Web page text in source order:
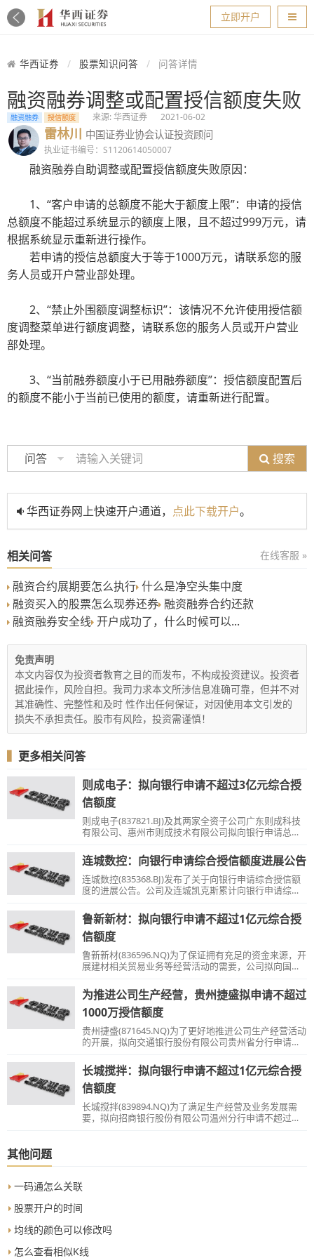
导航
立即开户
华西证券 股票知识问答 问答详情
融资融券调整或配置授信额度失败
融资融券 授信额度 来源: 华西证券 2021-06-02
雷林川 中国证券业协会认证投资顾问
执业证书编号：S1120614050007
融资融券自助调整或配置授信额度失败原因：
1、“客户申请的总额度不能大于额度上限”：申请的授信
总额度不能超过系统显示的额度上限，且不超过999万元，请
根据系统显示重新进行操作。
若申请的授信总额度大于等于1000万元，请联系您的服
务人员或开户营业部处理。
2、“禁止外围额度调整标识”：该情况不允许使用授信额
度调整菜单进行额度调整，请联系您的服务人员或开户营业
部处理。
3、“当前融券额度小于已用融券额度”：授信额度配置后
的额度不能小于当前已使用的额度，请重新进行配置。
问答 搜索
华西证券网上快速开户通道， 点此下载开户。
相关问答 在线客服 »
融资合约展期要怎么执行 什么是净空头集中度
融资买入的股票怎么现券还券 融资融券合约还款
融资融券安全线 开户成功了，什么时候可以...
免责声明
本文内容仅为投资者教育之目的而发布，不构成投资建议。投资者
据此操作，风险自担。我司力求本文所涉信息准确可靠，但并不对
其准确性、完整性和及时 性作出任何保证，对因使用本文引发的
损失不承担责任。股市有风险，投资需谨慎！
▍ 更多相关问答
则成电子：拟向银行申请不超过3亿元综合授
信额度
则成电子(837821.BJ)及其两家全资子公司广东则成科技
有限公司、惠州市则成技术有限公司拟向银行申请总额
连城数控：向银行申请综合授信额度进展公告
连城数控(835368.BJ)发布了关于向银行申请综合授信额
度的进展公告。公司及连城凯克斯累计向银行申请综合
鲁新新材：拟向银行申请不超过1亿元综合授
信额度
鲁新新材(836596.NQ)为了保证拥有充足的资金来源，开
展建材相关贸易业务等经营活动的需要，公司拟向国内
度。
为推进公司生产经营，贵州捷盛拟申请不超过
1000万授信额度
贵州捷盛(871645.NQ)为了更好地推进公司生产经营活动
的开展，拟向交通银行股份有限公司贵州省分行申请总
长城搅拌：拟向银行申请不超过1亿元综合授
信额度
长城搅拌(839894.NQ)为了满足生产经营及业务发展需
要，拟向招商银行股份有限公司温州分行申请不超过人
其他问题
一码通怎么关联
股票开户的时间
均线的颜色可以修改吗
怎么查看相似K线